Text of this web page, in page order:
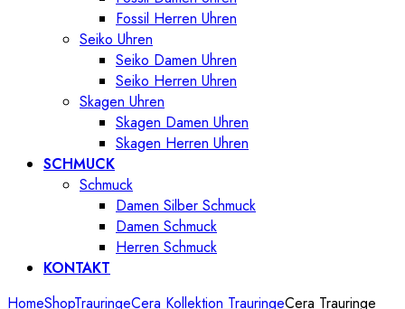
Fossil Herren Uhren
Seiko Uhren
Seiko Damen Uhren
Seiko Herren Uhren
Skagen Uhren
Skagen Damen Uhren
Skagen Herren Uhren
SCHMUCK
Schmuck
Damen Silber Schmuck
Damen Schmuck
Herren Schmuck
KONTAKT
HomeShopTrauringeCera Kollektion TrauringeCera Trauringe